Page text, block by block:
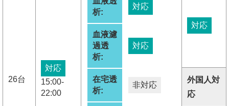
26台
対応
15:00-
22:00
析:
対応
血液濾
過透
析:
対応
在宅透
析:
非対応
対応
外国人対
応